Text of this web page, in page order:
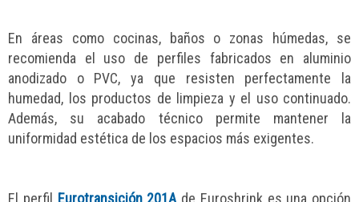
En áreas como cocinas, baños o zonas húmedas, se
recomienda el uso de perfiles fabricados en aluminio
anodizado o PVC, ya que resisten perfectamente la
humedad, los productos de limpieza y el uso continuado.
Además, su acabado técnico permite mantener la
uniformidad estética de los espacios más exigentes.
El perfil Eurotransición 201Ade Euroshrink es una opción